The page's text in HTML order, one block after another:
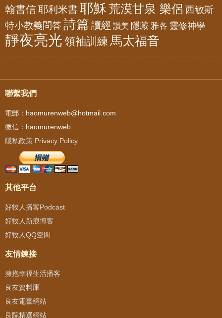
翰書信耶利米書 耶穌荒漠甘泉 樂侶 西敏斯
特小教義問答詩篇 讀經 讚美 隱藏 雅各 靈修神學
靜夜亮光 領袖訓練 馬太福音
聯繫我們
電郵：haomurenweb@hotmail.com
微信：haomurenweb
隱私政策 Privacy Policy
其他平台
好牧人播客Podcast
好牧人新浪博客
好牧人QQ空間
友情鍊接
擁抱幸福生活播客
良友資料庫
良友電臺網站
良院精選網站